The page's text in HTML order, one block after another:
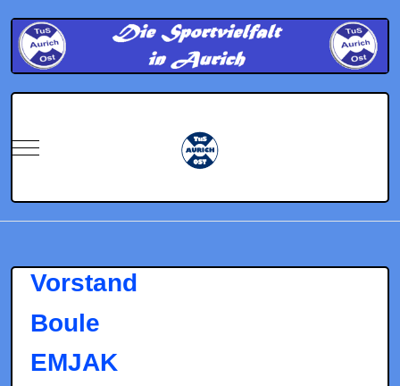
Mobile Menu Toggle
Vorstand
Boule
EMJAK